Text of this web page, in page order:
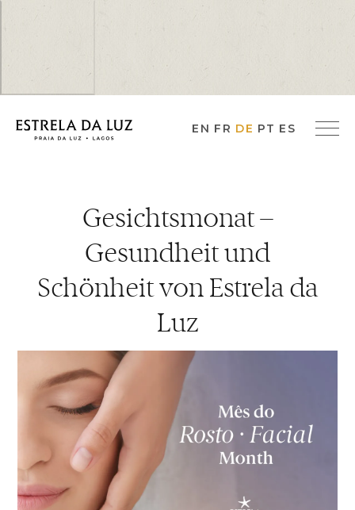
EN FR DE PT ES
Gesichtsmonat –
Gesundheit und
Schönheit von Estrela da
Luz